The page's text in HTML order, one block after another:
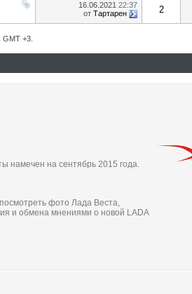
16.06.2021 22:37
от Тартарен 2
GMT +3.
намечен на сентябрь 2015 года.
фото Лада Веста,
и обмена мнениями о новой LADA